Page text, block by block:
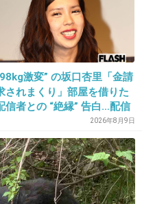
+31
く同居)って見かけ
たのか想像しづらい
-5
す」と言った話が議論に
激変” の坂口杏里「金請
されまくり」部屋を借りた
信者との “絶縁” 告白…配信
者側は「逃げられた」荷物放
に怒り心頭
2026年8月9日